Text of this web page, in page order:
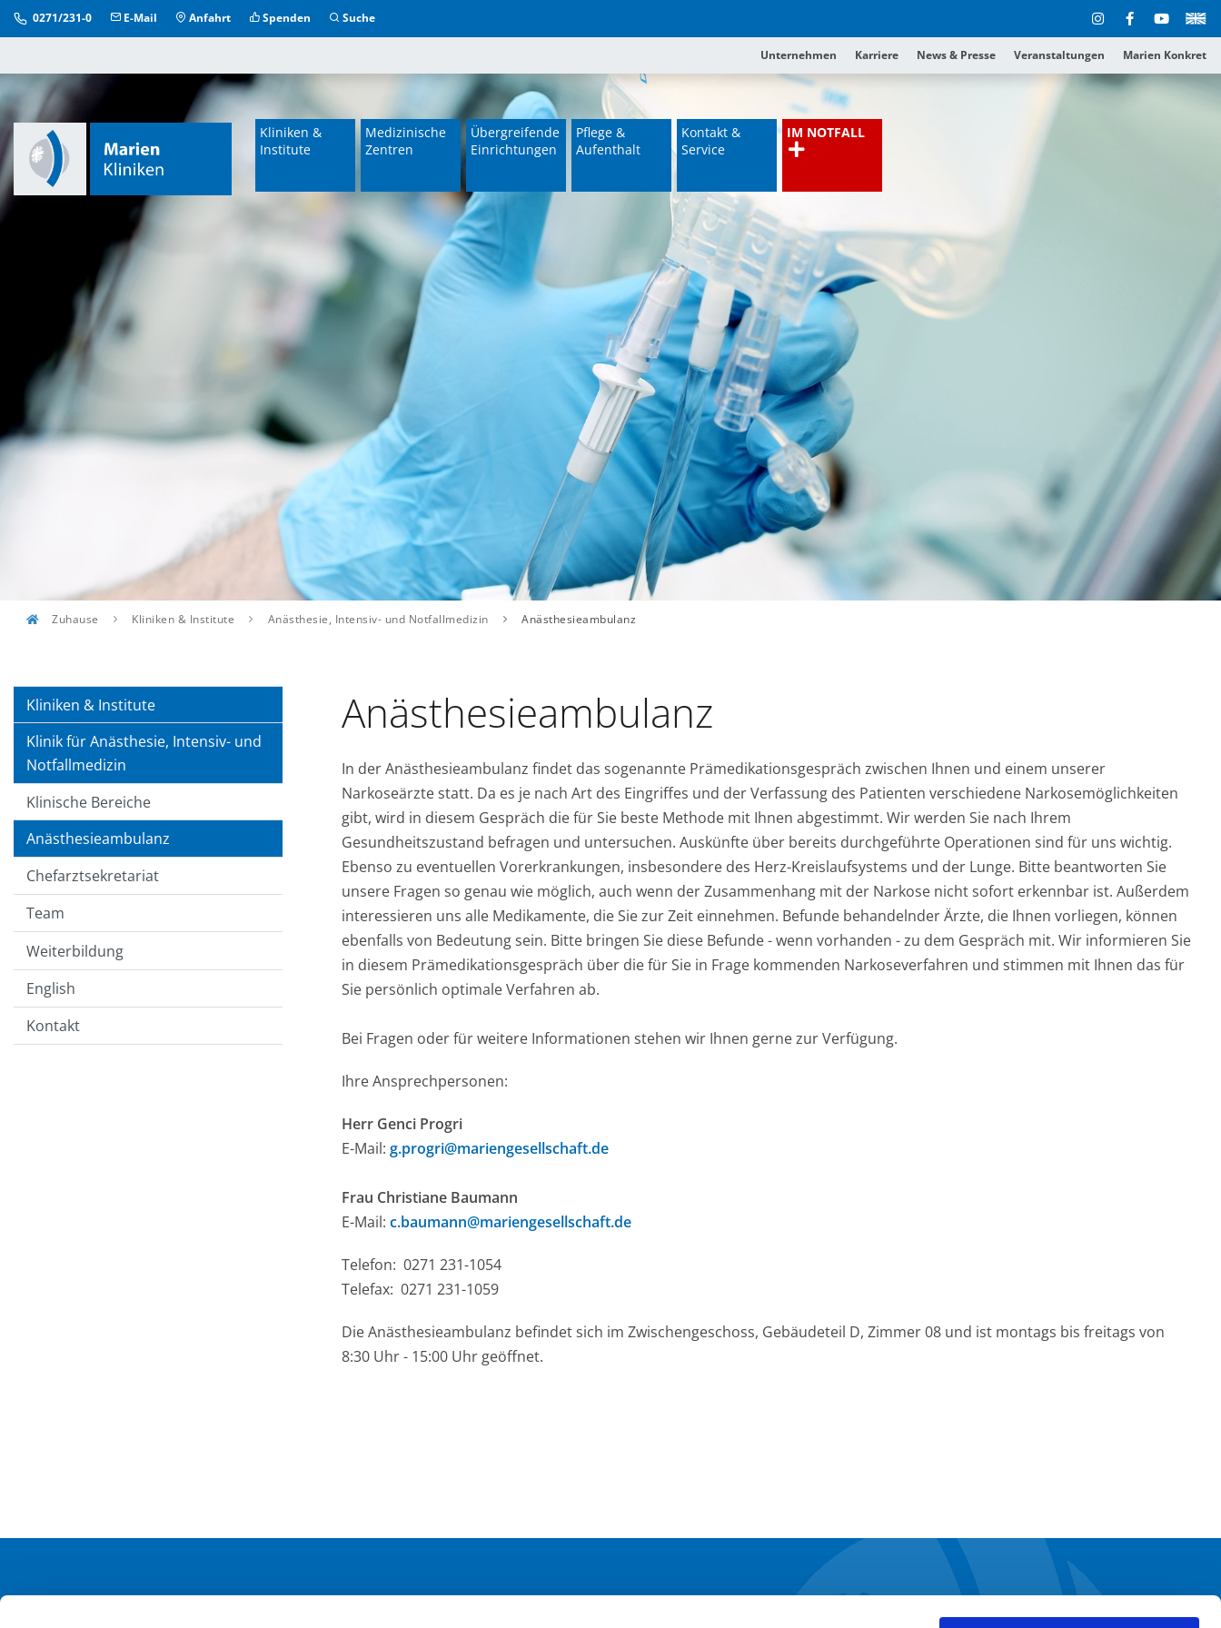
0271/231-0 E-Mail Anfahrt Spenden Suche
Unternehmen Karriere News & Presse Veranstaltungen Marien Konkret
Kliniken &
Institute
Medizinische
Zentren
Übergreifende
Einrichtungen
Pflege &
Aufenthalt
Kontakt &
Service
IM NOTFALL
Zuhause Kliniken & Institute Anästhesie, Intensiv- und Notfallmedizin Anästhesieambulanz
Anästhesieambulanz
In der Anästhesieambulanz findet das sogenannte Prämedikationsgespräch zwischen Ihnen und einem unserer
Narkoseärzte statt. Da es je nach Art des Eingriffes und der Verfassung des Patienten verschiedene Narkosemöglichkeiten
gibt, wird in diesem Gespräch die für Sie beste Methode mit Ihnen abgestimmt. Wir werden Sie nach Ihrem
Gesundheitszustand befragen und untersuchen. Auskünfte über bereits durchgeführte Operationen sind für uns wichtig.
Ebenso zu eventuellen Vorerkrankungen, insbesondere des Herz-Kreislaufsystems und der Lunge. Bitte beantworten Sie
unsere Fragen so genau wie möglich, auch wenn der Zusammenhang mit der Narkose nicht sofort erkennbar ist. Außerdem
interessieren uns alle Medikamente, die Sie zur Zeit einnehmen. Befunde behandelnder Ärzte, die Ihnen vorliegen, können
ebenfalls von Bedeutung sein. Bitte bringen Sie diese Befunde - wenn vorhanden - zu dem Gespräch mit. Wir informieren Sie
in diesem Prämedikationsgespräch über die für Sie in Frage kommenden Narkoseverfahren und stimmen mit Ihnen das für
Sie persönlich optimale Verfahren ab.
Bei Fragen oder für weitere Informationen stehen wir Ihnen gerne zur Verfügung.
Ihre Ansprechpersonen:
Herr Genci Progri
E-Mail: g.progri@mariengesellschaft.de
Frau Christiane Baumann
E-Mail: c.baumann@mariengesellschaft.de
Telefon: 0271 231-1054
Telefax: 0271 231-1059
Die Anästhesieambulanz befindet sich im Zwischengeschoss, Gebäudeteil D, Zimmer 08 und ist montags bis freitags von
8:30 Uhr - 15:00 Uhr geöffnet.
Kliniken & Institute
Klinik für Anästhesie, Intensiv- und
Notfallmedizin
Klinische Bereiche
Anästhesieambulanz
Chefarztsekretariat
Team
Weiterbildung
English
Kontakt